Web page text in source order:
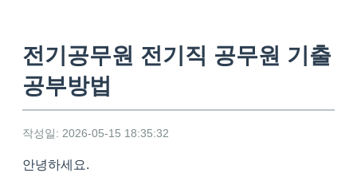
전기공무원 전기직 공무원 기출
공부방법
작성일: 2026-05-15 18:35:32
안녕하세요.